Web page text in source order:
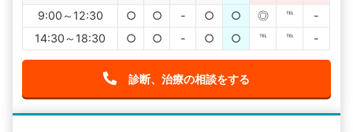
9:00～12:30
○ ○ - ○ ○ ◎ ℡
-
14:30～18:30
○ ○ - ○ ○ ℡ ℡ -
診断、治療の相談をする